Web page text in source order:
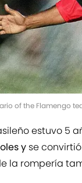
of the Flamengo
estuvo 5
y se
la rompería